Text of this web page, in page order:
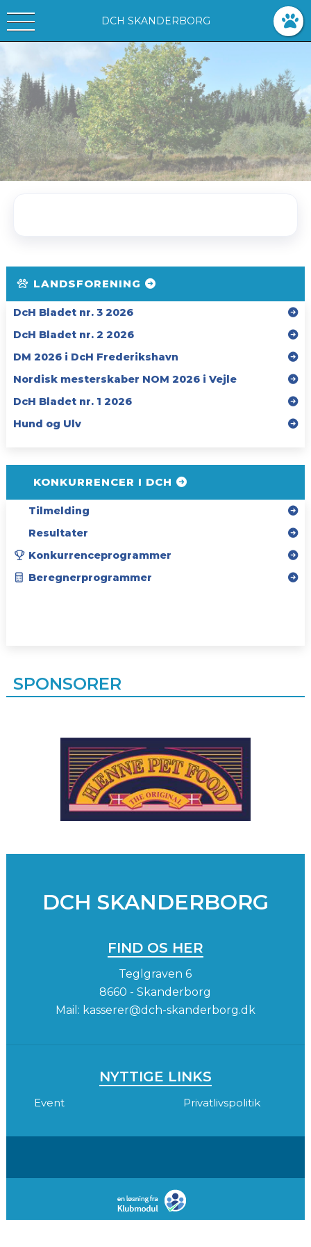
DCH SKANDERBORG
LANDSFORENING
DcH Bladet nr. 3 2026
DcH Bladet nr. 2 2026
DM 2026 i DcH Frederikshavn
Nordisk mesterskaber NOM 2026 i Vejle
DcH Bladet nr. 1 2026
Hund og Ulv
KONKURRENCER I DCH
Tilmelding
Resultater
Konkurrenceprogrammer
Beregnerprogrammer
SPONSORER
DCH SKANDERBORG
FIND OS HER
Teglgraven 6
8660 - Skanderborg
Mail: kasserer@dch-skanderborg.dk
NYTTIGE LINKS
Event Privatlivspolitik